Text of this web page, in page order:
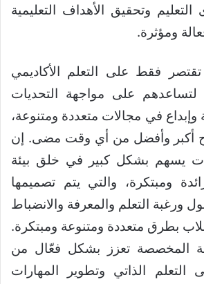
وتحقيق الأهداف التعليمية
ومؤثرة.
فقط على التعلم الأكاديمي
على مواجهة التحديات
وإبداع في مجالات متعددة ومتنوعة،
أكبر وأفضل من أي وقت مضى. إن
يسهم بشكل كبير في خلق بيئة
ومبتكرة، والتي يتم تصميمها
ورغبة التعلم والمعرفة والانضباط
بطرق متعددة ومتنوعة ومبتكرة.
المخصصة تعزز بشكل فعّال من
الذاتي وتطوير المهارات